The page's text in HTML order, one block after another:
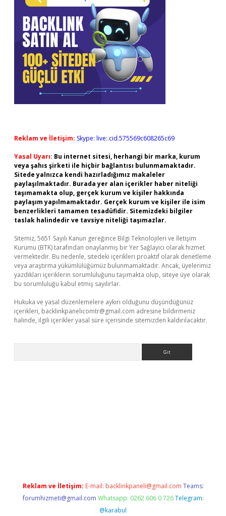
Reklam ve İletişim: Skype: live:.cid.575569c608265c69
Yasal Uyarı: Bu internet sitesi, herhangi bir marka, kurum
veya şahıs şirketi ile hiçbir bağlantısı bulunmamaktadır.
Sitede yalnızca kendi hazırladığımız makaleler
paylaşılmaktadır. Burada yer alan içerikler haber niteliği
taşımamakta olup, gerçek kurum ve kişiler hakkında
paylaşım yapılmamaktadır. Gerçek kurum ve kişiler ile isim
benzerlikleri tamamen tesadüfidir. Sitemizdeki bilgiler
taslak halindedir ve tavsiye niteliği taşımazlar.
Sitemiz, 5651 Sayılı Kanun gereğince Bilgi Teknolojileri ve İletişim
Kurumu (BTK) tarafından onaylanmış bir Yer Sağlayıcı olarak hizmet
vermektedir. Bu nedenle, sitedeki içerikleri proaktif olarak denetleme
veya araştırma yükümlülüğümüz bulunmamaktadır. Ancak, üyelerimiz
yazdıkları içeriklerin sorumluluğunu taşımakta olup, siteye üye olarak
bu sorumluluğu kabul etmiş sayılırlar.
Hukuka ve yasal düzenlemelere aykırı olduğunu düşündüğünüz
içerikleri, backlinkpanelicomtr@gmail.com adresine bildirmeniz
halinde, ilgili içerikler yasal süre içerisinde sitemizden kaldırılacaktır.
Reklam ve İletişim: E-mail: backlinkpaneli@gmail.com Teams:
forumhizmeti@gmail.com Whatsapp: 0262 606 0 726 Telegram:
@karabul